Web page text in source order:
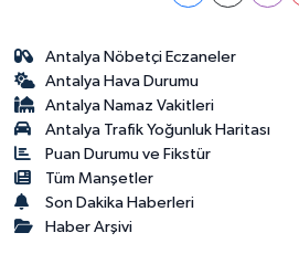
Antalya Nöbetçi Eczaneler
Antalya Hava Durumu
Antalya Namaz Vakitleri
Antalya Trafik Yoğunluk Haritası
Puan Durumu ve Fikstür
Tüm Manşetler
Son Dakika Haberleri
Haber Arşivi